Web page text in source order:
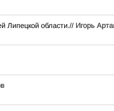
Липецкой области.// Игорь